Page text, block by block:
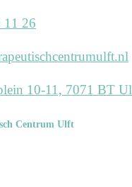
11 26
10-11, 7071 BT